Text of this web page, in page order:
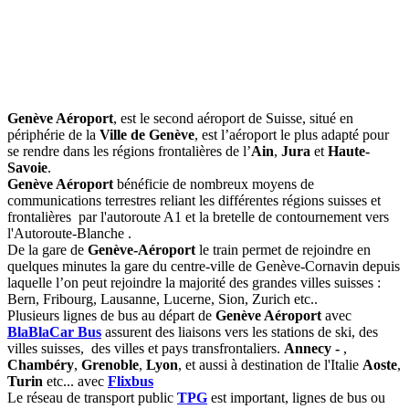
Genève Aéroport, est le second aéroport de Suisse, situé en
périphérie de la Ville de Genève, est l’aéroport le plus adapté pour
se rendre dans les régions frontalières de l’Ain, Jura et Haute-
Savoie.
Genève Aéroport bénéficie de nombreux moyens de
communications terrestres reliant les différentes régions suisses et
frontalières par l'autoroute A1 et la bretelle de contournement vers
l'Autoroute-Blanche .
De la gare de Genève-Aéroport le train permet de rejoindre en
quelques minutes la gare du centre-ville de Genève-Cornavin depuis
laquelle l’on peut rejoindre la majorité des grandes villes suisses :
Bern, Fribourg, Lausanne, Lucerne, Sion, Zurich etc..
Plusieurs lignes de bus au départ de Genève Aéroport avec
BlaBlaCar Bus assurent des liaisons vers les stations de ski, des
villes suisses, des villes et pays transfrontaliers. Annecy - ,
Chambéry, Grenoble, Lyon, et aussi à destination de l'Italie Aoste,
Turin etc... avec Flixbus
Le réseau de transport public TPG est important, lignes de bus ou